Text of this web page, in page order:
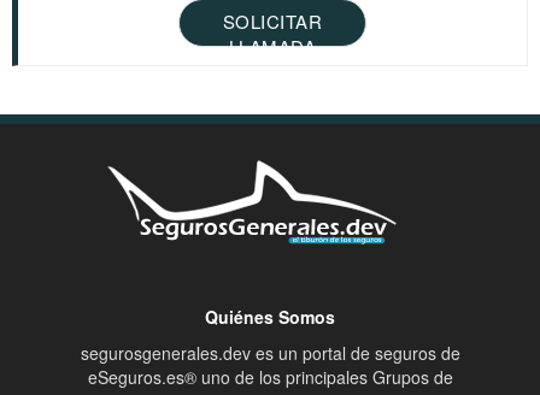
SOLICITAR
LLAMADA
Quiénes Somos
segurosgenerales.dev es un portal de seguros de
eSeguros.es® uno de los principales Grupos de